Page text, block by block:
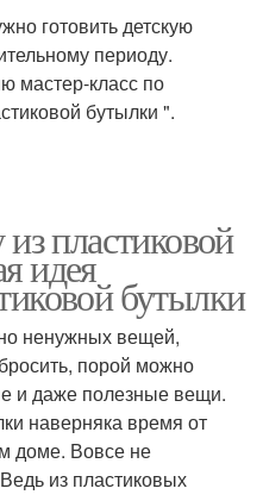
готовить детскую
периоду.
мастер-класс по
бутылки ".
пластиковой
идея
бутылки
ненужных вещей,
порой можно
и даже полезные вещи.
наверняка время от
доме. Вовсе не
из пластиковых